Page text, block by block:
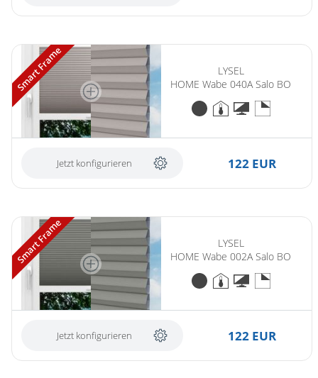
Smart Frame
LYSEL
HOME Wabe 040A Salo BO
Jetzt konfigurieren 122 EUR
Smart Frame
LYSEL
HOME Wabe 002A Salo BO
Jetzt konfigurieren 122 EUR